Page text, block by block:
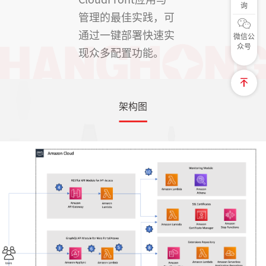
管理的最佳实践，可
通过一键部署快速实
现众多配置功能。
架构图
询
微信公
众号